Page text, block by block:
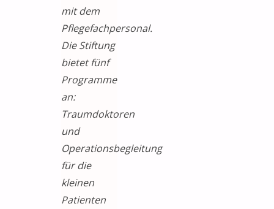
mit dem
Pflegefachpersonal.
Die Stiftung
bietet fünf
Programme
an:
Traumdoktoren
und
Operationsbegleitung
für die
kleinen
Patienten